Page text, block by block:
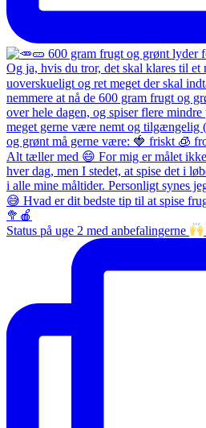
Status på uge 2 med anbefalingerne